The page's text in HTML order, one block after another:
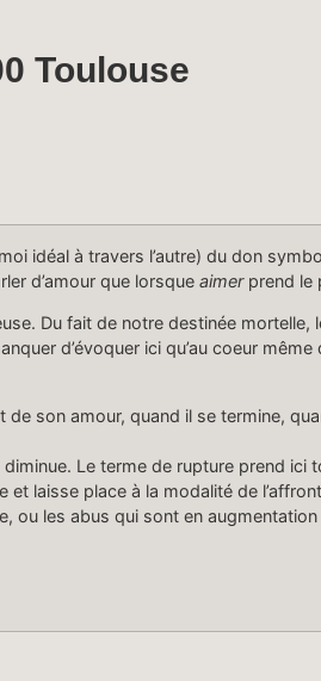
Toulouse
idéal à tra­vers l’autre) du don
d’amour que lorsque aimerprend le
Du fait de notre des­tinée
d’évoquer ici qu’au coeur même
de son amour, quand il se ter­mine,
dimin­ue. Le terme de rup­ture prend
laisse place à la modal­ité de
ou les abus qui sont en